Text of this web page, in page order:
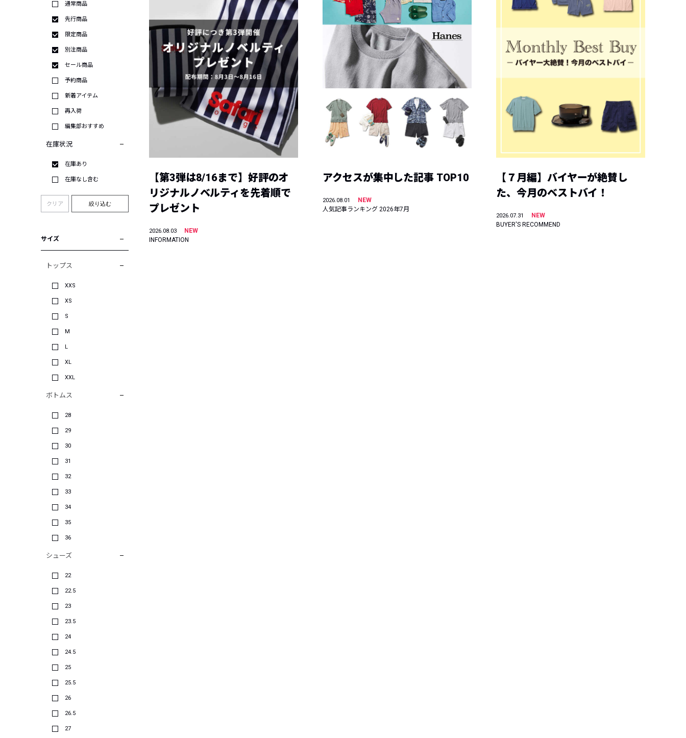
通常商品
先行商品
限定商品
別注商品
セール商品
予約商品
新着アイテム
再入荷
編集部おすすめ
在庫状況
在庫あり
在庫なし含む
クリア 絞り込む
サイズ
トップス
XXS
XS
S
M
L
XL
XXL
ボトムス
28
29
30
31
32
33
34
35
36
シューズ
22
22.5
23
23.5
24
24.5
25
25.5
26
26.5
27
【第3弾は8/16まで】好評のオ
リジナルノベルティを先着順で
プレゼント
2026.08.03
NEW
INFORMATION
アクセスが集中した記事 TOP10
2026.08.01
NEW
人気記事ランキング 2026年7月
【７月編】バイヤーが絶賛し
た、今月のベストバイ！
2026.07.31
NEW
BUYER'S RECOMMEND